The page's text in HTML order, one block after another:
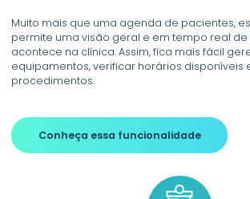
Muito mais que uma agenda de pacientes,
permite uma visão geral e em tempo real de
acontece na clínica. Assim, fica mais fácil
equipamentos, verificar horários disponíveis
procedimentos.
Conheça essa funcionalidade